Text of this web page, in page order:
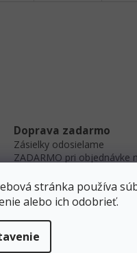
stránka používa
alebo ich odobrieť.
Doprava zadarmo
Zásielky odosielame
ZADARMO pri objednávke